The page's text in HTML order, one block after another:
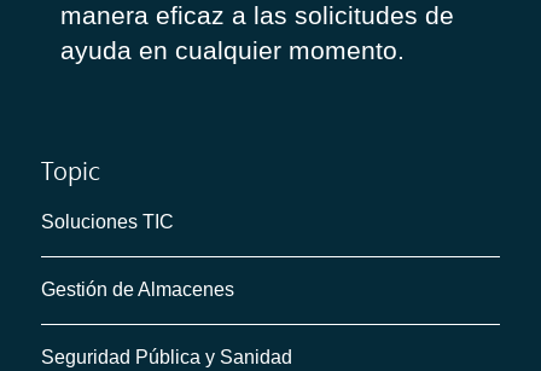
manera eficaz a las solicitudes de
ayuda en cualquier momento.
Topic
Soluciones TIC
Gestión de Almacenes
Seguridad Pública y Sanidad